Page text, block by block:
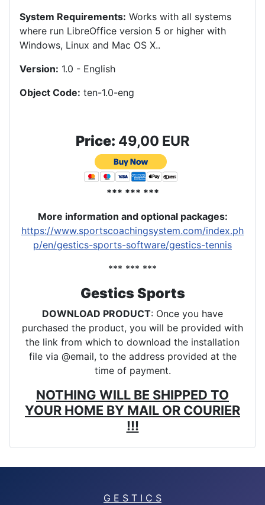
System Requirements: Works with all systems
where run LibreOffice version 5 or higher with
Windows, Linux and Mac OS X..
Version: 1.0 - English
Object Code: ten-1.0-eng
Price: 49,00 EUR
*** *** ***
More information and optional packages:
https://www.sportscoachingsystem.com/index.ph
p/en/gestics-sports-software/gestics-tennis
*** *** ***
Gestics Sports
DOWNLOAD PRODUCT: Once you have
purchased the product, you will be provided with
the link from which to download the installation
file via @email, to the address provided at the
time of payment.
NOTHING WILL BE SHIPPED TO
YOUR HOME BY MAIL OR COURIER
!!!
G E S T I C S